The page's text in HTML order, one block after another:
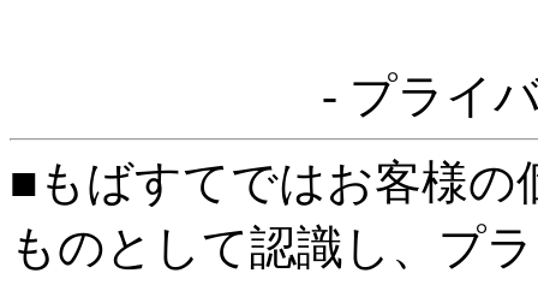
- プライ
■もばすてではお客様の
ものとして認識し、プ